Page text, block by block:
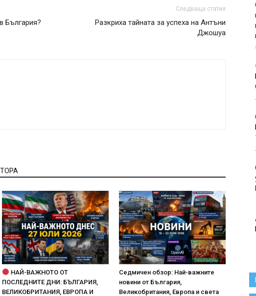
България?
Следваща статия
Разкриха тайната за успеха на Антъни
Джошуа
НАЙ-ВАЖНОТО ОТ
ПОСЛЕДНИТЕ ДНИ: БЪЛГАРИЯ,
ВЕЛИКОБРИТАНИЯ, ЕВРОПА И
Седмичен обзор: Най-важните
новини от България,
Великобритания, Европа и света